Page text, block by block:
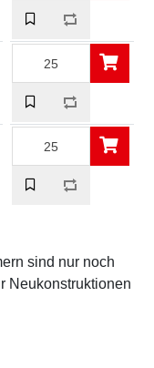
sind nur noch
Neukonstruktionen